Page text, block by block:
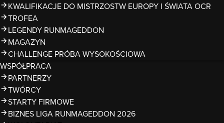
KWALIFIKACJE DO MISTRZOSTW EUROPY I ŚWIATA OCR
TROFEA
LEGENDY RUNMAGEDDON
MAGAZYN
CHALLENGE PRÓBA WYSOKOŚCIOWA
WSPÓŁPRACA
PARTNERZY
TWÓRCY
STARTY FIRMOWE
BIZNES LIGA RUNMAGEDDON 2026